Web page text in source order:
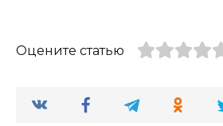
Оцените статью